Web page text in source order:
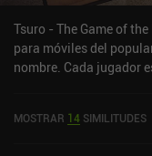
Tsuro - The Game of
para móviles del
nombre. Cada jugador
y a medida que cada
MOSTRAR 14 SIMILITUDES